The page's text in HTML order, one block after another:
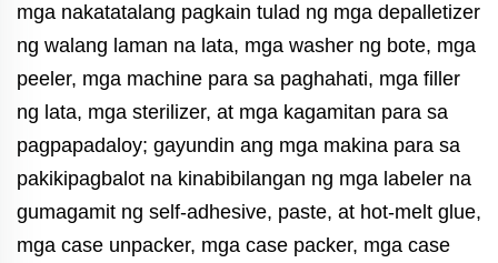
mga nakatatalang pagkain tulad ng mga depalletizer
ng walang laman na lata, mga washer ng bote, mga
peeler, mga machine para sa paghahati, mga filler
ng lata, mga sterilizer, at mga kagamitan para sa
pagpapadaloy; gayundin ang mga makina para sa
pakikipagbalot na kinabibilangan ng mga labeler na
gumagamit ng self-adhesive, paste, at hot-melt glue,
mga case unpacker, mga case packer, mga case